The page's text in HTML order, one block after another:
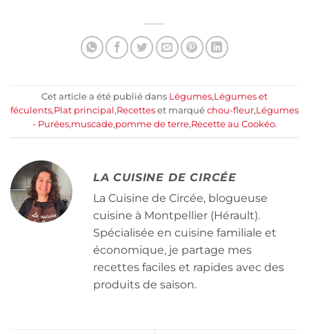
Cet article a été publié dans Légumes,Légumes et
féculents,Plat principal ,Recettes et marqué chou-fleur,Légumes
- Purées,muscade,pomme de terre,Recette au Cookéo.
LA CUISINE DE CIRCÉE
La Cuisine de Circée, blogueuse
cuisine à Montpellier (Hérault).
Spécialisée en cuisine familiale et
économique, je partage mes
recettes faciles et rapides avec des
produits de saison.